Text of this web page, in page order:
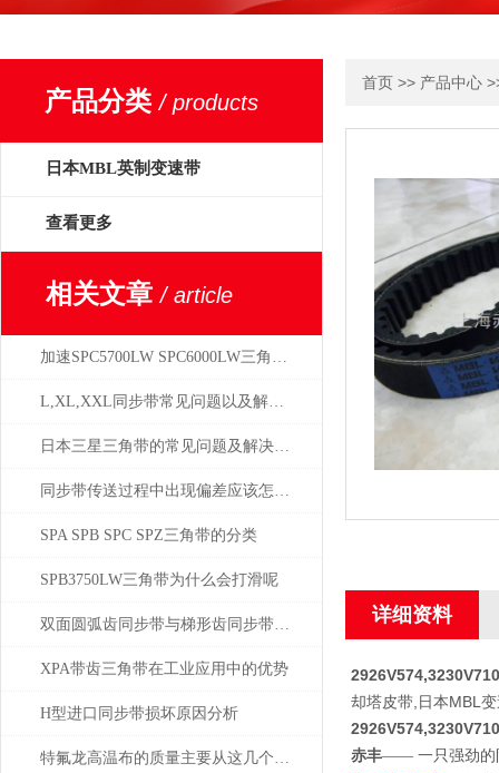
产品分类/ products
日本MBL英制变速带
查看更多
相关文章/ article
加速SPC5700LW SPC6000LW三角带老化的因素
L,XL,XXL同步带常见问题以及解决方案
日本三星三角带的常见问题及解决方案
同步带传送过程中出现偏差应该怎样进行调整？
SPA SPB SPC SPZ三角带的分类
SPB3750LW三角带为什么会打滑呢
双面圆弧齿同步带与梯形齿同步带的比较分析
XPA带齿三角带在工业应用中的优势
H型进口同步带损坏原因分析
特氟龙高温布的质量主要从这几个方面来判断
首页 >> 产品中心
详细资料
却塔皮带,日本MBL
赤丰—— 一只强劲的